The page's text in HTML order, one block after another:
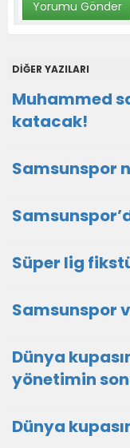
DİĞER YAZILARI
Muhammed
katacak!
Samsunspor
Süper lig
Samsunspor
Dünya
yönetimin
Dünya